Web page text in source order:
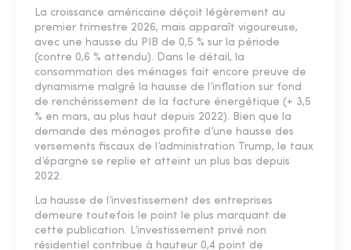
La croissance américaine déçoit légèrement au
premier trimestre 2026, mais apparaît vigoureuse,
avec une hausse du PIB de 0,5 % sur la période
(contre 0,6 % attendu). Dans le détail, la
consommation des ménages fait encore preuve de
dynamisme malgré la hausse de l’inflation sur fond
de renchérissement de la facture énergétique (+ 3,5
% en mars, au plus haut depuis 2022). Bien que la
demande des ménages profite d’une hausse des
versements fiscaux de l’administration Trump, le taux
d’épargne se replie et atteint un plus bas depuis
2022.
La hausse de l’investissement des entreprises
demeure toutefois le point le plus marquant de
cette publication. L’investissement privé non
résidentiel contribue à hauteur 0,4 point de